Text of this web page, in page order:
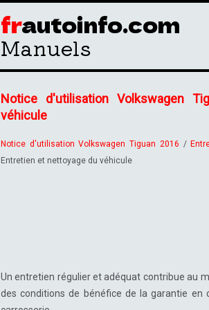
frautoinfo.com
Manuels
Notice d'utilisation Volkswagen
véhicule
Notice d'utilisation Volkswagen Tiguan 2016 /
Entretien et nettoyage du véhicule
Un entretien régulier et adéquat contribue au
des conditions de bénéfice de la garantie